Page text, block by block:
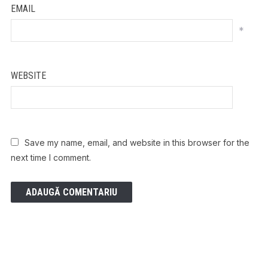
EMAIL
*
WEBSITE
Save my name, email, and website in this browser for the
next time I comment.